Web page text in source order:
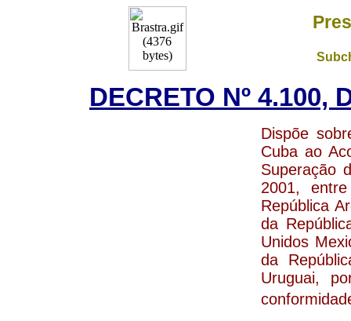
DECRETO Nº 4.100,
Dispõe
Cuba ao
Superação
2001,
República
da
Unidos
da
Uruguai,